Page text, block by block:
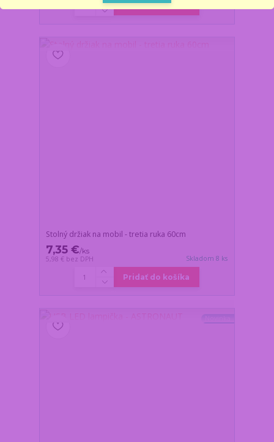
Pridať do košíka
Stolný držiak na mobil - tretia ruka 60cm
7,35 €/ks
5,98 € bez DPH Skladom 8 ks
Pridať do košíka